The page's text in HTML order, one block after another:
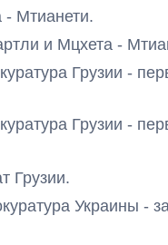
- Мтианети.
и Мцхета -
Грузии -
Грузии -
Грузии.
Украины -